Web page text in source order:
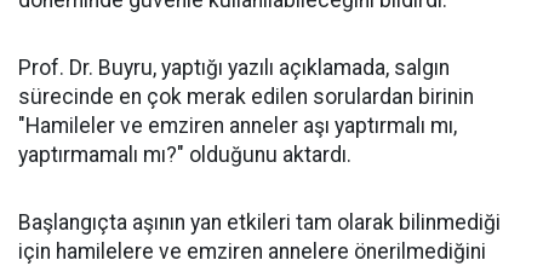
Prof. Dr. Buyru, yaptığı yazılı açıklamada, salgın
sürecinde en çok merak edilen sorulardan birinin
"Hamileler ve emziren anneler aşı yaptırmalı mı,
yaptırmamalı mı?" olduğunu aktardı.
Başlangıçta aşının yan etkileri tam olarak bilinmediği
için hamilelere ve emziren annelere önerilmediğini